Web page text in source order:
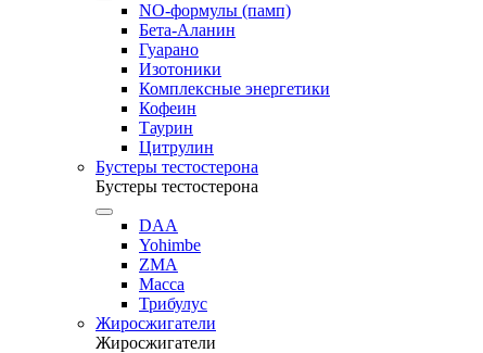
NO-формулы (памп)
Бета-Аланин
Гуарано
Изотоники
Комплексные энергетики
Кофеин
Таурин
Цитрулин
Бустеры тестостерона
Бустеры тестостерона
DAA
Yohimbe
ZMA
Масса
Трибулус
Жиросжигатели
Жиросжигатели